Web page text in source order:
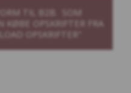
TIL B2B. SOM
KØBE OPSKRIFTER FRA
OPSKRIFTER"